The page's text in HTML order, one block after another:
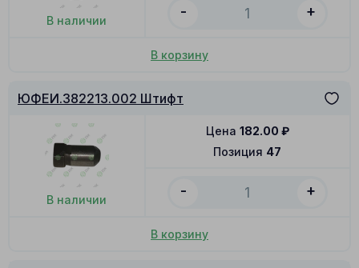
В наличии
- +
В корзину
ЮФЕИ.382213.002 Штифт
В наличии
Позиция 47
Цена 182.00 ₽
- +
В корзину